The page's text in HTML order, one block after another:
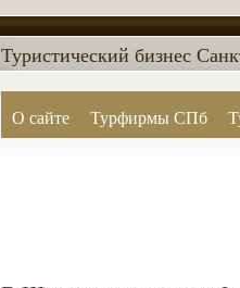
О сайте Турфирмы СПб
Туристический бизнес